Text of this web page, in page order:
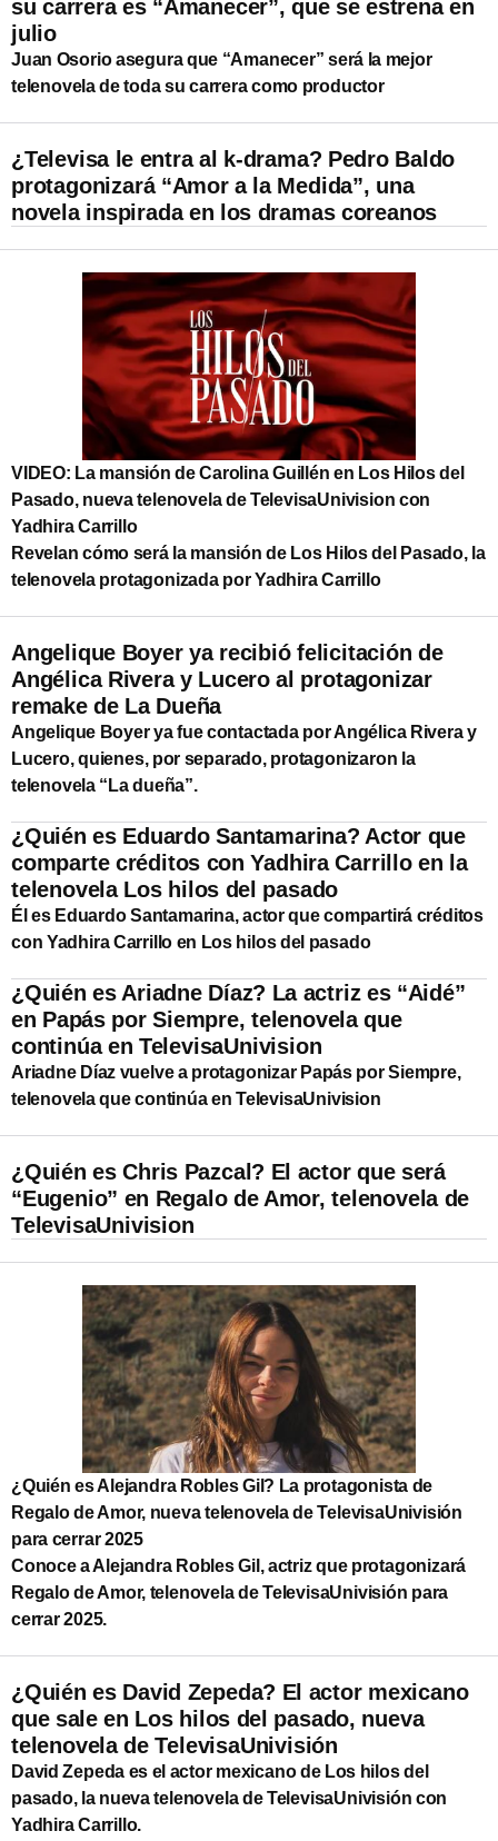
su carrera es “Amanecer”, que se estrena en
julio
Juan Osorio asegura que “Amanecer” será la mejor
telenovela de toda su carrera como productor
¿Televisa le entra al k-drama? Pedro Baldo
protagonizará “Amor a la Medida”, una
novela inspirada en los dramas coreanos
VIDEO: La mansión de Carolina Guillén en Los Hilos del
Pasado, nueva telenovela de TelevisaUnivision con
Yadhira Carrillo
Revelan cómo será la mansión de Los Hilos del Pasado, la
telenovela protagonizada por Yadhira Carrillo
Angelique Boyer ya recibió felicitación de
Angélica Rivera y Lucero al protagonizar
remake de La Dueña
Angelique Boyer ya fue contactada por Angélica Rivera y
Lucero, quienes, por separado, protagonizaron la
telenovela “La dueña”.
¿Quién es Eduardo Santamarina? Actor que
comparte créditos con Yadhira Carrillo en la
telenovela Los hilos del pasado
Él es Eduardo Santamarina, actor que compartirá créditos
con Yadhira Carrillo en Los hilos del pasado
¿Quién es Ariadne Díaz? La actriz es “Aidé”
en Papás por Siempre, telenovela que
continúa en TelevisaUnivision
Ariadne Díaz vuelve a protagonizar Papás por Siempre,
telenovela que continúa en TelevisaUnivision
¿Quién es Chris Pazcal? El actor que será
“Eugenio” en Regalo de Amor, telenovela de
TelevisaUnivision
¿Quién es Alejandra Robles Gil? La protagonista de
Regalo de Amor, nueva telenovela de TelevisaUnivisión
para cerrar 2025
Conoce a Alejandra Robles Gil, actriz que protagonizará
Regalo de Amor, telenovela de TelevisaUnivisión para
cerrar 2025.
¿Quién es David Zepeda? El actor mexicano
que sale en Los hilos del pasado, nueva
telenovela de TelevisaUnivisión
David Zepeda es el actor mexicano de Los hilos del
pasado, la nueva telenovela de TelevisaUnivisión con
Yadhira Carrillo.